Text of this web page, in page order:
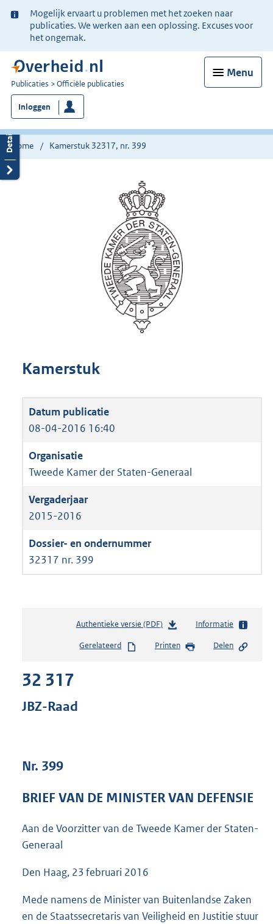
Ter
informatie:
Mogelijk ervaart u problemen met het zoeken naar
publicaties. We werken aan een oplossing. Excuses voor
het ongemak.
Menu
U
bent
nu
hier:
Publicaties Officiële publicaties
Inloggen
Home Kamerstuk 32317, nr. 399
Kamerstuk
08-04-2016 16:40
Tweede Kamer der Staten-Generaal
2015-2016
32317 nr. 399
Authentieke versie (PDF)b
s
e
4
Informatie
Gerelateerd Printen Delen
32 317
JBZ-Raad
Nr. 399
BRIEF VAN DE MINISTER VAN DEFENSIE
Aan de Voorzitter van de Tweede Kamer der Staten-
Generaal
Den Haag, 23 februari 2016
Mede namens de Minister van Buitenlandse Zaken
en de Staatssecretaris van Veiligheid en Justitie stuur